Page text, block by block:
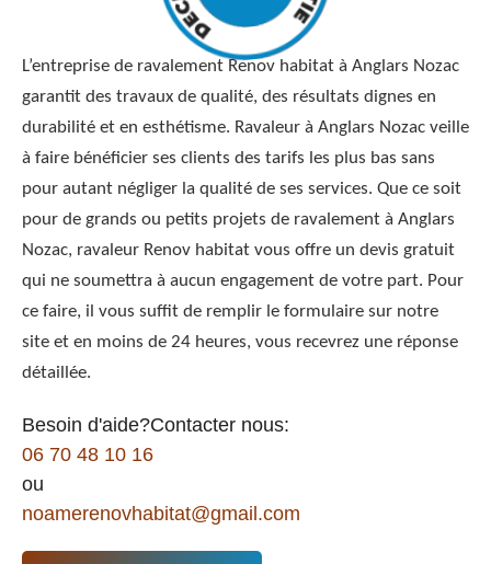
L’entreprise de ravalement Renov habitat à Anglars Nozac
garantit des travaux de qualité, des résultats dignes en
durabilité et en esthétisme. Ravaleur à Anglars Nozac veille
à faire bénéficier ses clients des tarifs les plus bas sans
pour autant négliger la qualité de ses services. Que ce soit
pour de grands ou petits projets de ravalement à Anglars
Nozac, ravaleur Renov habitat vous offre un devis gratuit
qui ne soumettra à aucun engagement de votre part. Pour
ce faire, il vous suffit de remplir le formulaire sur notre
site et en moins de 24 heures, vous recevrez une réponse
détaillée.
Besoin d'aide?Contacter nous:
06 70 48 10 16
ou
noamerenovhabitat@gmail.com